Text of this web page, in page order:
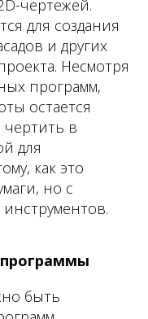
чертежей.
для создания
и других
Несмотря
программ,
остается
в
для
как это
но с
быть